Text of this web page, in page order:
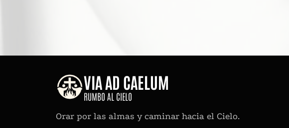
VIA AD CAELUM
RUMBO AL CIELO
Orar por las almas y caminar hacia el Cielo.